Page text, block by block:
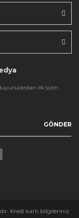
ilk sizin
GÖNDER
Kredi kartı bilgileriniz